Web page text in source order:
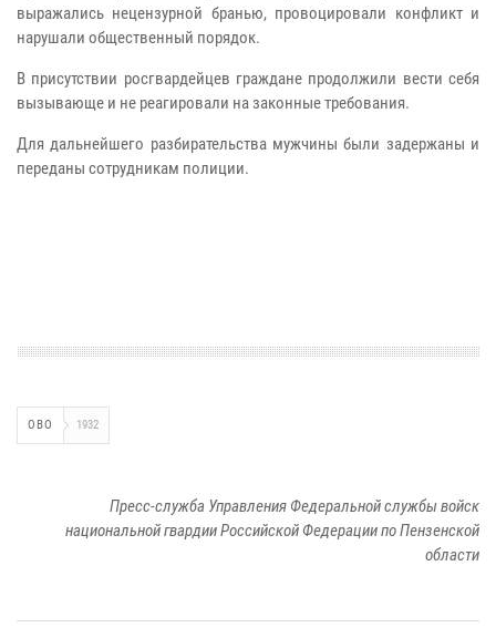
выражались нецензурной бранью, провоцировали конфликт и
нарушали общественный порядок.
В присутствии росгвардейцев граждане продолжили вести себя
вызывающе и не реагировали на законные требования.
Для дальнейшего разбирательства мужчины были задержаны и
переданы сотрудникам полиции.
ОВО 1932
Пресс-служба Управления Федеральной службы войск
национальной гвардии Российской Федерации по Пензенской
области